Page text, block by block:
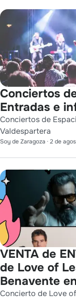
Conciertos
Entradas e
Conciertos de
Valdespartera
Soy de Zaragoza · 2 de
VENTA de
de Love of
Benavente
Concierto de Love